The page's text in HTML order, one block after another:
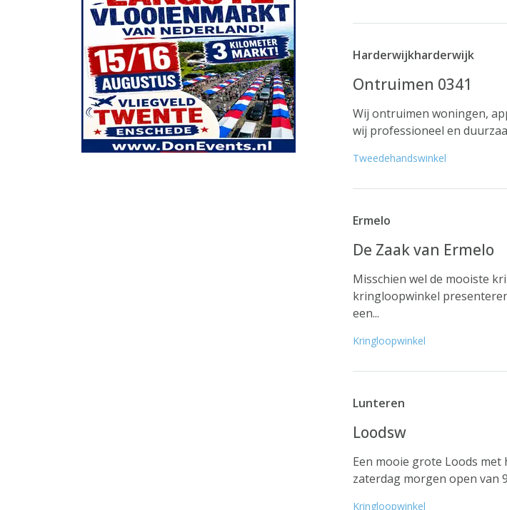
Harderwijkharderwijk
Ontruimen 0341
Wij ontruimen woningen,
wij professioneel en
Tweedehandswinkel
Ermelo
De Zaak van Ermelo
Misschien wel de mooiste
kringloopwinkel
een...
Kringloopwinkel
Lunteren
Loodsw
Een mooie grote Loods met
zaterdag morgen open van
Kringloopwinkel